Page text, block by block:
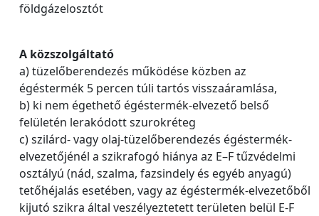
földgázelosztót
A közszolgáltató
a) tüzelőberendezés működése közben az
égéstermék 5 percen túli tartós visszaáramlása,
b) ki nem égethető égéstermék-elvezető belső
felületén lerakódott szurokréteg
c) szilárd- vagy olaj-tüzelőberendezés égéstermék-
elvezetőjénél a szikrafogó hiánya az E–F tűzvédelmi
osztályú (nád, szalma, fazsindely és egyéb anyagú)
tetőhéjalás esetében, vagy az égéstermék-elvezetőből
kijutó szikra által veszélyeztetett területen belül E-F